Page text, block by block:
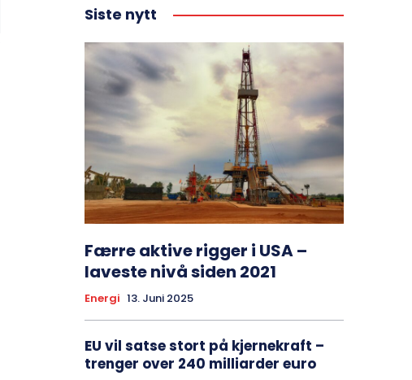
Siste nytt
Færre aktive rigger i USA –
laveste nivå siden 2021
Energi 13. Juni 2025
EU vil satse stort på kjernekraft –
trenger over 240 milliarder euro